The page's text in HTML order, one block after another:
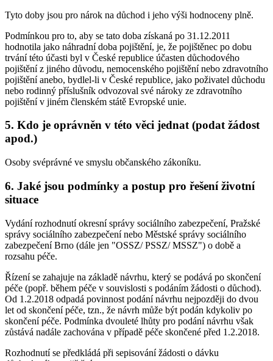
Tyto doby jsou pro nárok na důchod i jeho výši hodnoceny plně.
Podmínkou pro to, aby se tato doba získaná po 31.12.2011
hodnotila jako náhradní doba pojištění, je, že pojištěnec po dobu
trvání této účasti byl v České republice účasten důchodového
pojištění z jiného důvodu, nemocenského pojištění nebo zdravotního
pojištění anebo, bydlel-li v České republice, jako poživatel důchodu
nebo rodinný příslušník odvozoval své nároky ze zdravotního
pojištění v jiném členském státě Evropské unie.
5. Kdo je oprávněn v této věci jednat (podat žádost
apod.)
Osoby svéprávné ve smyslu občanského zákoníku.
6. Jaké jsou podmínky a postup pro řešení životní
situace
Vydání rozhodnutí okresní správy sociálního zabezpečení, Pražské
správy sociálního zabezpečení nebo Městské správy sociálního
zabezpečení Brno (dále jen "OSSZ/ PSSZ/ MSSZ") o době a
rozsahu péče.
Řízení se zahajuje na základě návrhu, který se podává po skončení
péče (popř. během péče v souvislosti s podáním žádosti o důchod).
Od 1.2.2018 odpadá povinnost podání návrhu nejpozději do dvou
let od skončení péče, tzn., že návrh může být podán kdykoliv po
skončení péče. Podmínka dvouleté lhůty pro podání návrhu však
zůstává nadále zachována v případě péče skončené před 1.2.2018.
Rozhodnutí se předkládá při sepisování žádosti o dávku